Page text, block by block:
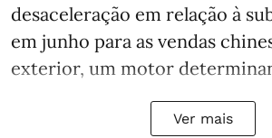
desaceleração em relação à
em junho para as vendas
exterior, um motor
Ver mais